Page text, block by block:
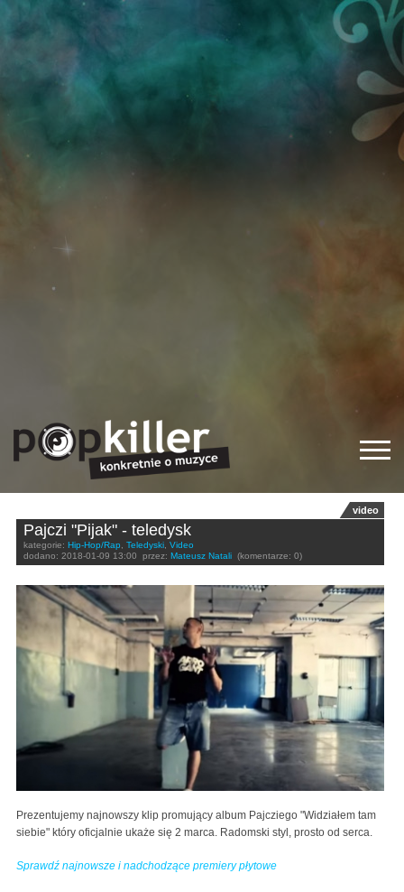
video
Pajczi "Pijak" - teledysk
kategorie: Hip-Hop/Rap, Teledyski, Video
dodano: 2018-01-09 13:00 przez: Mateusz Natali (komentarze: 0)
Prezentujemy najnowszy klip promujący album Pajcziego "Widziałem tam
siebie" który oficjalnie ukaże się 2 marca. Radomski styl, prosto od serca.
Sprawdź najnowsze i nadchodzące premiery płytowe